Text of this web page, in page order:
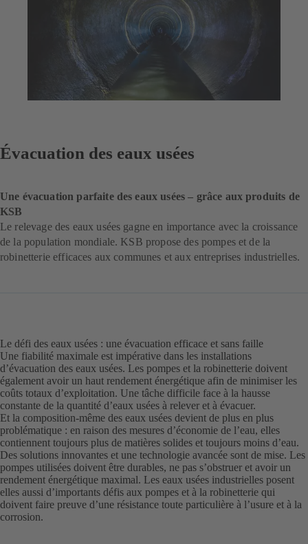
Évacuation des eaux usées
Une évacuation parfaite des eaux usées – grâce aux produits de
KSB
Le relevage des eaux usées gagne en importance avec la croissance
de la population mondiale. KSB propose des pompes et de la
robinetterie efficaces aux communes et aux entreprises industrielles.
Le défi des eaux usées : une évacuation efficace et sans faille
Une fiabilité maximale est impérative dans les installations
d’évacuation des eaux usées. Les pompes et la robinetterie doivent
également avoir un haut rendement énergétique afin de minimiser les
coûts totaux d’exploitation. Une tâche difficile face à la hausse
constante de la quantité d’eaux usées à relever et à évacuer.
Et la composition-même des eaux usées devient de plus en plus
problématique : en raison des mesures d’économie de l’eau, elles
contiennent toujours plus de matières solides et toujours moins d’eau.
Des solutions innovantes et une technologie avancée sont de mise. Les
pompes utilisées doivent être durables, ne pas s’obstruer et avoir un
rendement énergétique maximal. Les eaux usées industrielles posent
elles aussi d’importants défis aux pompes et à la robinetterie qui
doivent faire preuve d’une résistance toute particulière à l’usure et à la
corrosion.